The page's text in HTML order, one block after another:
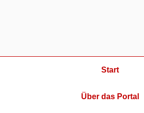
Start
Über das Portal